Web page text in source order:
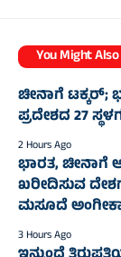
You Might
ಚೀನಾಗೆ ಟಕ್ಕರ್‌;
ಪ್ರದೇಶದ 27
2 Hours Ago
ಭಾರತ, ಚೀನಾಗೆ
ಖರೀದಿಸುವ
ಮಸೂದೆ
3 Hours Ago